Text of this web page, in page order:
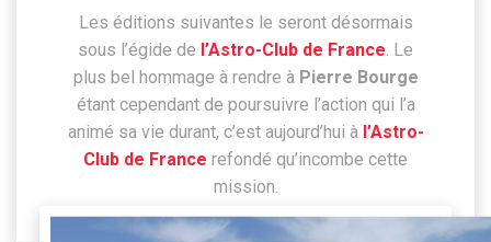
Les éditions suivantes le seront désormais
sous l’égide de l’Astro-Club de France. Le
plus bel hommage à rendre à Pierre Bourge
étant cependant de poursuivre l’action qui l’a
animé sa vie durant, c’est aujourd’hui à l’Astro-
Club de France refondé qu’incombe cette
mission.